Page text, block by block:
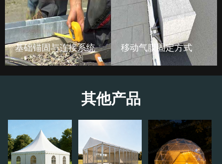
基础锚固与连接系统 移动气膜固定方式
其他产品